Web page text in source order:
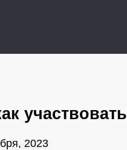
участвовать
2023